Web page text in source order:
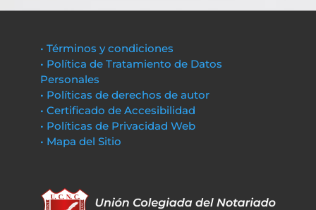
• Términos y condiciones
• Política de Tratamiento de Datos
Personales
• Políticas de derechos de autor
• Certificado de Accesibilidad
• Políticas de Privacidad Web
• Mapa del Sitio